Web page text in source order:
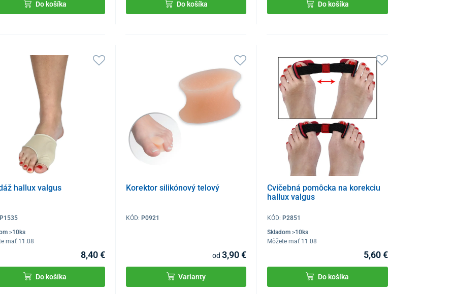
Do košíka Do košíka Do košíka
hallux valgus
P1535
>10ks
mať 11.08
8,40 €
Do košíka
Korektor silikónový telový
KÓD: P0921
od 3,90 €
Varianty
Cvičebná pomôcka na korekciu
hallux valgus
KÓD: P2851
Skladom >10ks
Môžete mať 11.08
5,60 €
Do košíka